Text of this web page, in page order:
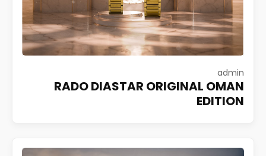
admin
RADO DIASTAR ORIGINAL OMAN
EDITION